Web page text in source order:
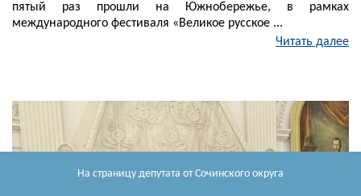
На страницу депутата от Сочинского округа
пятый раз прошли на Южнобережье, в рамках
международного фестиваля «Великое русское ...
Читать далее